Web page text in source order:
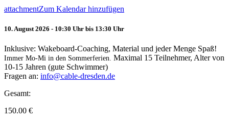
attachmentZum Kalendar hinzufügen
10. August 2026 - 10:30 Uhr bis 13:30 Uhr
Inklusive: Wakeboard-Coaching, Material und jeder Menge Spaß!
Immer Mo-Mi in den Sommerferien. Maximal 15 Teilnehmer, Alter von
10-15 Jahren (gute Schwimmer)
Fragen an: info@cable-dresden.de
Gesamt:
150.00 €